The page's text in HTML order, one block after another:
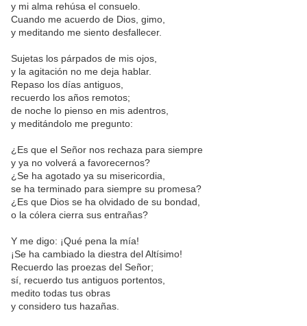
y mi alma rehúsa el consuelo.
Cuando me acuerdo de Dios, gimo,
y meditando me siento desfallecer.
Sujetas los párpados de mis ojos,
y la agitación no me deja hablar.
Repaso los días antiguos,
recuerdo los años remotos;
de noche lo pienso en mis adentros,
y meditándolo me pregunto:
¿Es que el Señor nos rechaza para siempre
y ya no volverá a favorecernos?
¿Se ha agotado ya su misericordia,
se ha terminado para siempre su promesa?
¿Es que Dios se ha olvidado de su bondad,
o la cólera cierra sus entrañas?
Y me digo: ¡Qué pena la mía!
¡Se ha cambiado la diestra del Altísimo!
Recuerdo las proezas del Señor;
sí, recuerdo tus antiguos portentos,
medito todas tus obras
y considero tus hazañas.